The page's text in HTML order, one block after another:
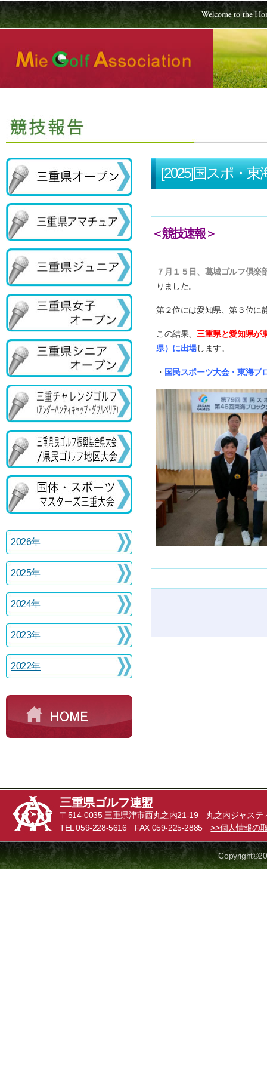
2026年
2025年
2024年
2023年
2022年
[2025]国スポ・
＜競技速報＞
７月１５日、葛城ゴルフ倶楽
りました。
第２位には愛知県、第３位に
この結果、 三重県と愛知県が
県）に出場します。
・ 国民スポーツ大会・東海ブ
三重県ゴルフ連盟
〒514-0035 三重県津市西丸之内21-19 丸之内ジャステ
TEL 059-228-5616 FAX 059-225-2885>>個人情報の